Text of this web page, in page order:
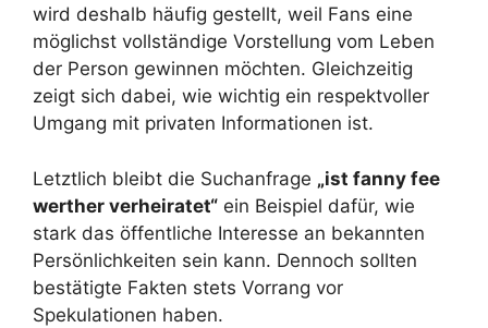
wird deshalb häufig gestellt, weil Fans eine
möglichst vollständige Vorstellung vom Leben
der Person gewinnen möchten. Gleichzeitig
zeigt sich dabei, wie wichtig ein respektvoller
Umgang mit privaten Informationen ist.
Letztlich bleibt die Suchanfrage „ist fanny fee
werther verheiratet“ ein Beispiel dafür, wie
stark das öffentliche Interesse an bekannten
Persönlichkeiten sein kann. Dennoch sollten
bestätigte Fakten stets Vorrang vor
Spekulationen haben.